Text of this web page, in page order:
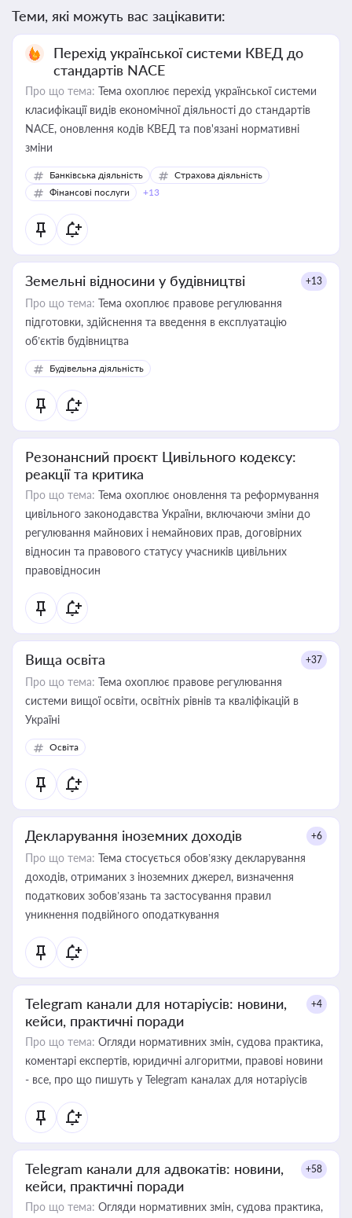
Теми, які можуть вас зацікавити:
Перехід української системи КВЕД до
стандартів NACE
Про що тема: Тема охоплює перехід української системи
класифікації видів економічної діяльності до стандартів
NACE, оновлення кодів КВЕД та пов'язані нормативні
зміни
Банківська діяльність
Страхова діяльність
Фінансові послуги
+13
Земельні відносини у будівництві +13
Про що тема: Тема охоплює правове регулювання
підготовки, здійснення та введення в експлуатацію
об’єктів будівництва
Будівельна діяльність
Резонансний проєкт Цивільного кодексу:
реакції та критика
Про що тема: Тема охоплює оновлення та реформування
цивільного законодавства України, включаючи зміни до
регулювання майнових і немайнових прав, договірних
відносин та правового статусу учасників цивільних
правовідносин
Вища освіта +37
Про що тема: Тема охоплює правове регулювання
системи вищої освіти, освітніх рівнів та кваліфікацій в
Україні
Освіта
Декларування іноземних доходів +6
Про що тема: Тема стосується обов’язку декларування
доходів, отриманих з іноземних джерел, визначення
податкових зобов’язань та застосування правил
уникнення подвійного оподаткування
Telegram канали для нотаріусів: новини,
кейси, практичні поради
+4
Про що тема: Огляди нормативних змін, судова практика,
коментарі експертів, юридичні алгоритми, правові новини
- все, про що пишуть у Telegram каналах для нотаріусів
Telegram канали для адвокатів: новини,
кейси, практичні поради
+58
Про що тема: Огляди нормативних змін, судова практика,